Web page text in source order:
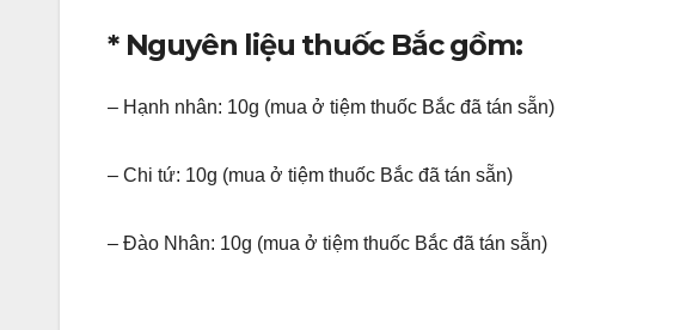
k
* Nguyên liệu thuốc Bắc gồm:
– Hạnh nhân: 10g (mua ở tiệm thuốc Bắc đã tán sẵn)
– Chi tứ: 10g (mua ở tiệm thuốc Bắc đã tán sẵn)
– Đào Nhân: 10g (mua ở tiệm thuốc Bắc đã tán sẵn)